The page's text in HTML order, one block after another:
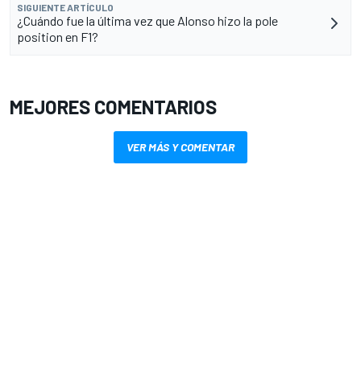
SIGUIENTE ARTÍCULO
¿Cuándo fue la última vez que Alonso hizo la pole
position en F1?
MEJORES COMENTARIOS
VER MÁS Y COMENTAR